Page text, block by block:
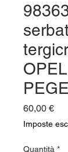
60,00 €
Imposte
Quantità *